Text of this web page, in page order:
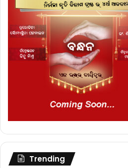
Trending